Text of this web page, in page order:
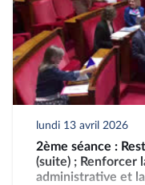
lundi 13 avril 2026
2ème séance :
(suite) ; Renforcer
administrative et